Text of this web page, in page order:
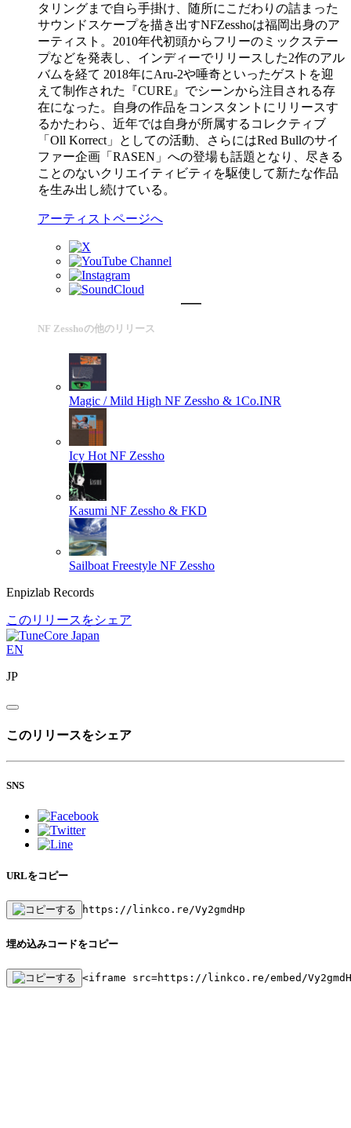
タリングまで自ら手掛け、随所にこだわりの詰まった
サウンドスケープを描き出すNFZesshoは福岡出身のア
ーティスト。2010年代初頭からフリーのミックステー
プなどを発表し、インディーでリリースした2作のアル
バムを経て 2018年にAru-2や唾奇といったゲストを迎
えて制作された『CURE』でシーンから注目される存
在になった。自身の作品をコンスタントにリリースす
るかたわら、近年では自身が所属するコレクティブ
「Oll Korrect」としての活動、さらにはRed Bullのサイ
ファー企画「RASEN」への登場も話題となり、尽きる
ことのないクリエイティビティを駆使して新たな作品
を生み出し続けている。
アーティストページへ
NF Zesshoの他のリリース
Magic / Mild High NF Zessho & 1Co.INR
Icy Hot NF Zessho
Kasumi NF Zessho & FKD
Sailboat Freestyle NF Zessho
Enpizlab Records
このリリースをシェア
EN
JP
このリリースをシェア
SNS
URLをコピー
https://linkco.re/Vy2gmdHp
埋め込みコードをコピー
<iframe src=https://linkco.re/embed/